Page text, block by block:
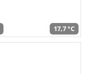
17,7 °C